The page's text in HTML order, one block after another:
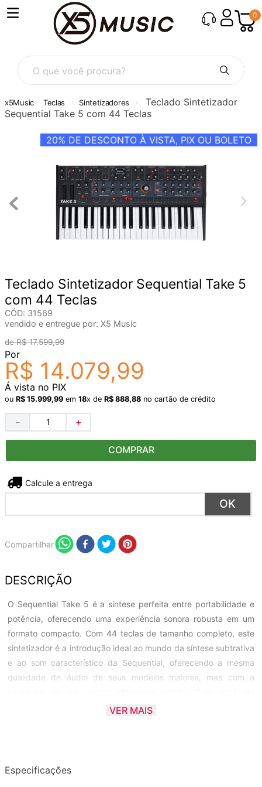
0
O que você procura?
Teclas Sintetizadores
Teclado Sintetizador
Sequential Take 5 com 44 Teclas
20% DE DESCONTO À VISTA, PIX OU BOLETO
Teclado Sintetizador Sequential Take 5
com 44 Teclas
CÓD: 31569
vendido e entregue por: X5 Music
R$ 17.599,99
Por
R$ 14.079,99
Á vista no PIX
ou R$ 15.999,99 em 18x de R$ 888,88 no cartão de crédito
＋
－
COMPRAR
Não sei meu CEP
Compartilhar
DESCRIÇÃO
O Sequential Take 5 é a síntese perfeita entre portabilidade e
potência, oferecendo uma experiência sonora robusta em um
formato compacto. Com 44 teclas de tamanho completo, este
sintetizador é a introdução ideal ao mundo da síntese subtrativa
e ao som característico da Sequential, oferecendo a mesma
qualidade de áudio de seus modelos maiores, mas com a
iniciante ou um profissional que valoriza a economia de espaço,
VER MAIS
Especificações